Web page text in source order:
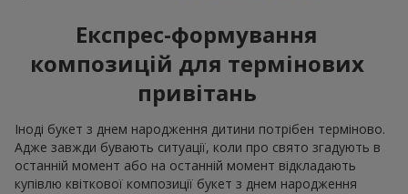
Експрес-формування
композицій для термінових
привітань
Іноді букет з днем народження дитини потрібен терміново.
Адже завжди бувають ситуації, коли про свято згадують в
останній момент або на останній момент відкладають
купівлю квіткової композиції букет з днем народження